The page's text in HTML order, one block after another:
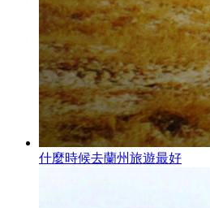
什麼時候去蘭州旅遊最好